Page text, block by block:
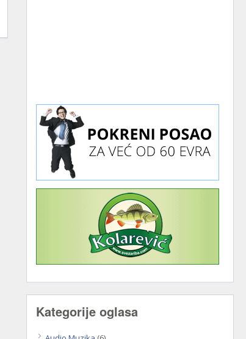
Kategorije oglasa